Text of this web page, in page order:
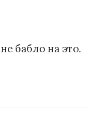
бабло на это.